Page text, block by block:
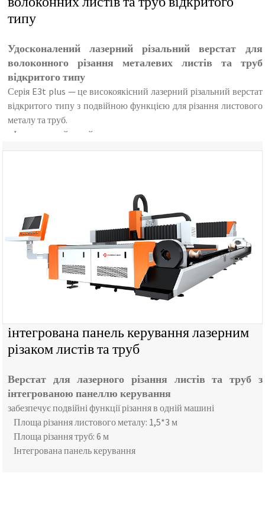
типу
Удосконалений лазерний різальний верстат для
волоконного різання металевих листів та труб
відкритого типу
Серія E3t plus — це високоякісний лазерний різальний верстат
відкритого типу з подвійною функцією для різання листового
металу та труб.
Інтегрований дизайн
забезпечує подвійні функції різання для металевих листів та
інтегрована панель керування лазерним
різаком листів та труб
Верстат для лазерного різання листів та труб з
інтегрованою панеллю керування
забезпечує подвійні функції різання в одній машині
Площа різання листового металу: 1,5*3 м
Площа різання труб: 6 м
Інтегрована панель керування